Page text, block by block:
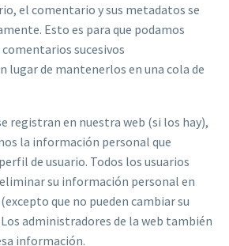
el comentario y sus metadatos se
Esto es para que podamos
sucesivos
lugar de mantenerlos en una cola de
registran en nuestra web (si los hay),
la información personal que
de usuario. Todos los usuarios
su información personal en
que no pueden cambiar su
administradores de la web también
información.